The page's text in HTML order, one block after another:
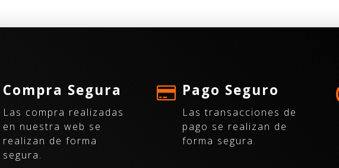
Compra Segura
Las compra realizadas
en nuestra web se
realizan de forma
segura.
Pago Seguro
Las transacciones de
pago se realizan de
forma segura.